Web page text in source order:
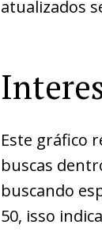
atualizados
Este gráfico
buscas
buscando
50, isso